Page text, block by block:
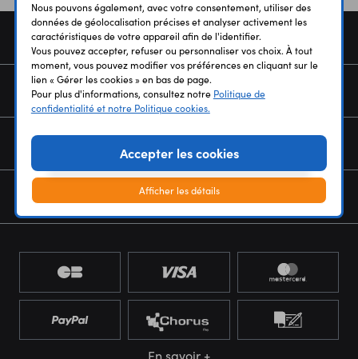
COMMANDE
SERVICES
NEWSLETTER
En savoir +
Nous pouvons également, avec votre consentement, utiliser des
données de géolocalisation précises et analyser activement les
caractéristiques de votre appareil afin de l'identifier.
Vous pouvez accepter, refuser ou personnaliser vos choix. À tout
moment, vous pouvez modifier vos préférences en cliquant sur le
lien « Gérer les cookies » en bas de page.
Pour plus d'informations, consultez notre Politique de
confidentialité et notre Politique cookies.
Accepter les cookies
Afficher les détails